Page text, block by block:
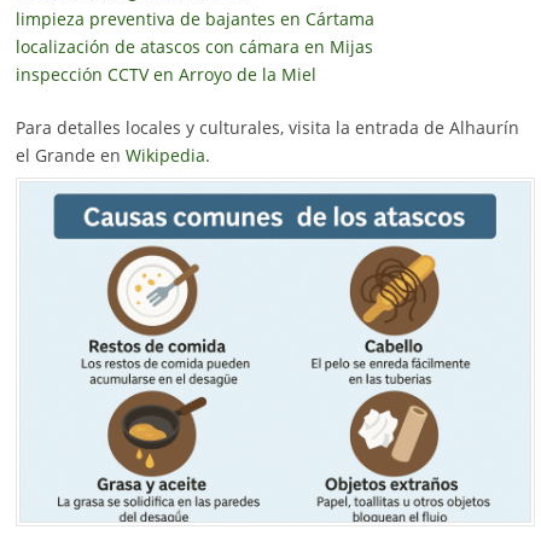
limpieza preventiva de bajantes en Cártama
localización de atascos con cámara en Mijas
inspección CCTV en Arroyo de la Miel
Para detalles locales y culturales, visita la entrada de Alhaurín
el Grande en Wikipedia.